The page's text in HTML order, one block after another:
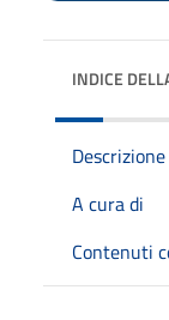
INDICE
Descrizione
A cura di
Contenuti